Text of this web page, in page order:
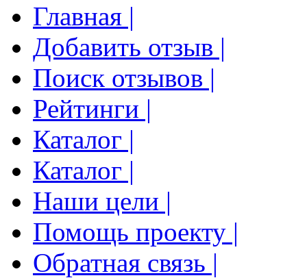
Главная |
Добавить отзыв |
Поиск отзывов |
Рейтинги |
Каталог |
Каталог |
Наши цели |
Помощь проекту |
Обратная связь |